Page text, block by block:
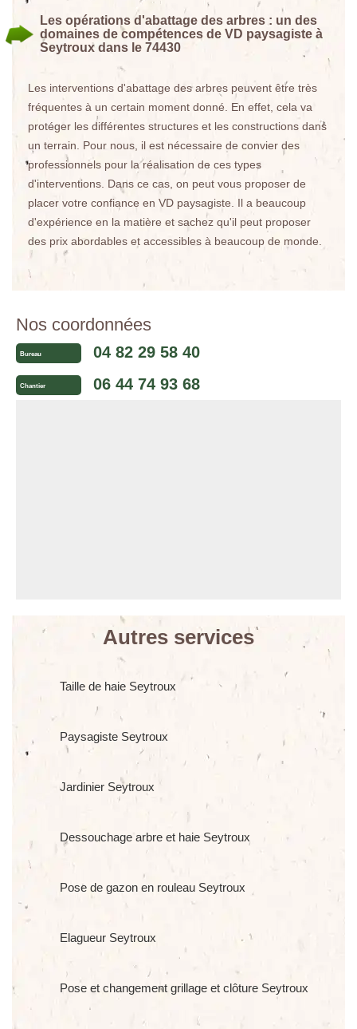
Les opérations d'abattage des arbres : un des
domaines de compétences de VD paysagiste à
Seytroux dans le 74430
Les interventions d'abattage des arbres peuvent être très
fréquentes à un certain moment donné. En effet, cela va
protéger les différentes structures et les constructions dans
un terrain. Pour nous, il est nécessaire de convier des
professionnels pour la réalisation de ces types
d'interventions. Dans ce cas, on peut vous proposer de
placer votre confiance en VD paysagiste. Il a beaucoup
d'expérience en la matière et sachez qu'il peut proposer
des prix abordables et accessibles à beaucoup de monde.
Nos coordonnées
Bureau 04 82 29 58 40
Chantier 06 44 74 93 68
Autres services
Taille de haie Seytroux
Paysagiste Seytroux
Jardinier Seytroux
Dessouchage arbre et haie Seytroux
Pose de gazon en rouleau Seytroux
Elagueur Seytroux
Pose et changement grillage et clôture Seytroux